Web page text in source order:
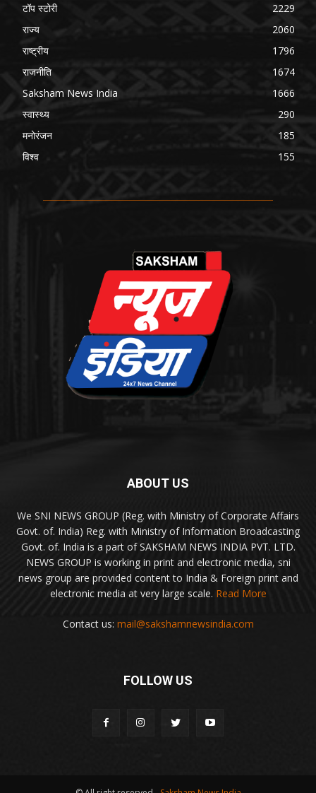
टॉप स्टोरी
2229
राज्य
2060
राष्ट्रीय
1796
राजनीति
1674
Saksham News India
1666
स्वास्थ्य
290
मनोरंजन
185
विश्व
155
ABOUT US
We SNI NEWS GROUP (Reg. with Ministry of Corporate Affairs
Govt. of. India) Reg. with Ministry of Information Broadcasting
Govt. of. India is a part of SAKSHAM NEWS INDIA PVT. LTD.
NEWS GROUP is working in print and electronic media, sni
news group are provided content to India & Foreign print and
electronic media at very large scale. Read More
Contact us: mail@sakshamnewsindia.com
FOLLOW US